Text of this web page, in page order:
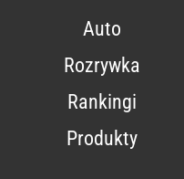
Auto
Rozrywka
Rankingi
Produkty